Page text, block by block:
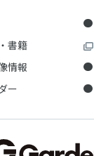
書籍
情報
ー